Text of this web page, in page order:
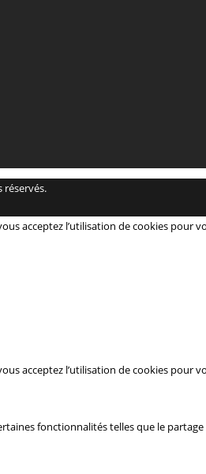
réservés.
acceptez l’utilisation de cookies pour
acceptez l’utilisation de cookies pour
fonctionnalités telles que le